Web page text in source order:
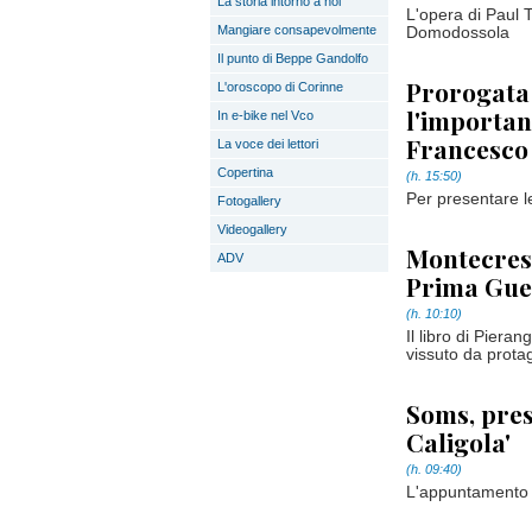
Mangiare consapevolmente
Il punto di Beppe Gandolfo
L'oroscopo di Corinne
In e-bike nel Vco
La voce dei lettori
Copertina
Fotogallery
Videogallery
ADV
L'opera di Paul
Domodossola
Francesco
(h. 15:50)
Per presentare
Prima
(h. 10:10)
Il libro di
vissuto da
Soms,
Caligola'
(h. 09:40)